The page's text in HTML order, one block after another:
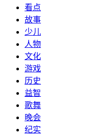
看点
故事
少儿
人物
文化
游戏
历史
益智
歌舞
晚会
纪实